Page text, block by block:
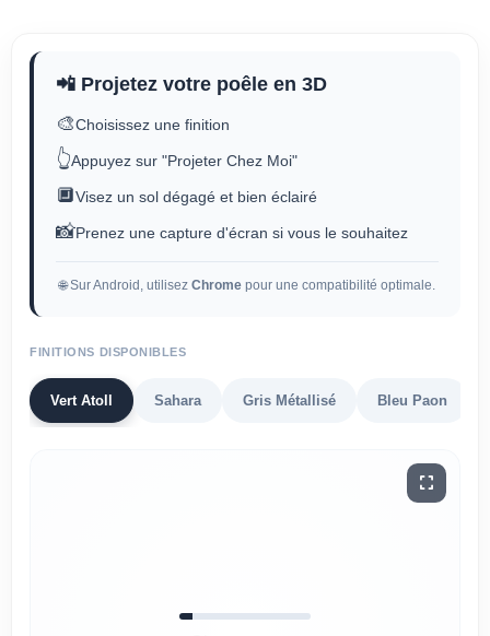
📲 Projetez votre poêle en 3D
🎨Choisissez une finition
👆Appuyez sur "Projeter Chez Moi"
🔲Visez un sol dégagé et bien éclairé
📸Prenez une capture d'écran si vous le souhaitez
🌐 Sur Android, utilisez Chrome pour une compatibilité optimale.
FINITIONS DISPONIBLES
Vert Atoll Sahara Gris Métallisé Bleu Paon